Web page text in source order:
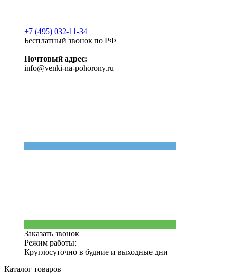
+7 (495) 032-11-34
Бесплатный звонок по РФ
Почтовый адрес:
info@venki-na-pohorony.ru
Заказать звонок
Режим работы:
Круглосуточно в будние и выходные дни
Каталог товаров